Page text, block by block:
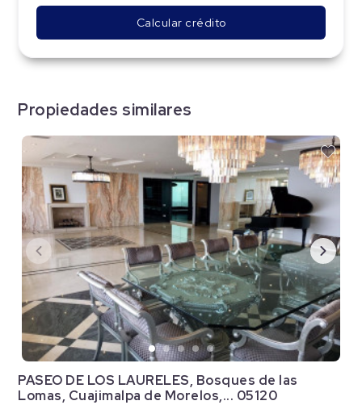
Calcular crédito
Propiedades similares
PASEO DE LOS LAURELES, Bosques de las
Lomas, Cuajimalpa de Morelos,... 05120